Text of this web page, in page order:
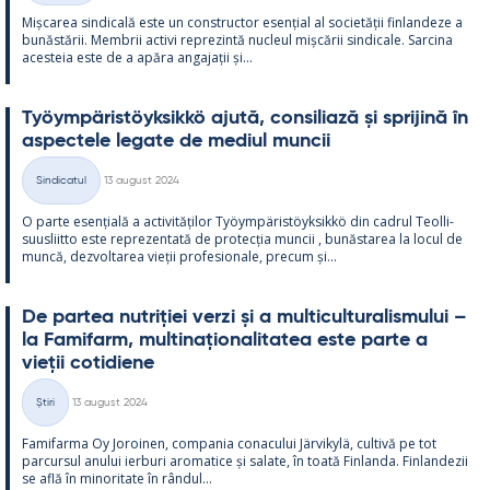
Mișca­rea sin­dicală este un con­struc­tor esențial al societății fin­lan­deze a
bunăstă­rii. Mem­brii ac­tivi reprezintă nucleul mișcă­rii sin­dicale. Sarcina
aces­teia este de a apăra an­ga­jații și...
Työym­pä­ris­töyk­sikkö ajută, con­si­liază și spri­jină în
as­pec­tele le­gate de me­diul muncii
Categorii
Sindicatul
13 august 2024
O parte esențială a ac­ti­vități­lor Työym­pä­ris­töyk­sikkö din cadrul Teol­li­
suus­liitto este reprezen­tată de pro­tecția muncii , bunăs­ta­rea la locul de
muncă, dez­vol­ta­rea vieții pro­fe­sio­nale, precum și...
De par­tea nut­riției verzi și a mul­ticul­tu­ra­lis­mu­lui –
la Fa­mi­farm, mul­ti­națio­na­li­ta­tea este parte a
vieții co­ti­diene
Categorii
Știri
13 august 2024
Fa­mi­farma Oy Jo­roi­nen, com­pa­nia co­nacu­lui Jär­vi­kylä, cul­tivă pe tot
parcur­sul anu­lui ier­buri aro­ma­tice și sa­late, în toată Fin­landa. Fin­lan­dezii
se află în mi­no­ri­tate în rân­dul...